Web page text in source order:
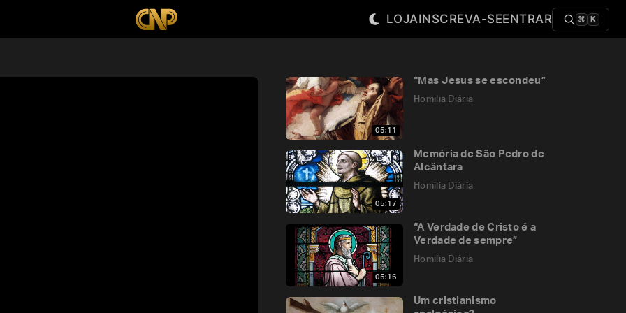
LOJAINSCREVA-SEENTRAR ⌘ K
05:11
“Mas Jesus se escondeu”
Homilia Diária
05:17
Memória de São Pedro de
Alcântara
Homilia Diária
05:16
“A Verdade de Cristo é a
Verdade de sempre”
Homilia Diária
Um cristianismo